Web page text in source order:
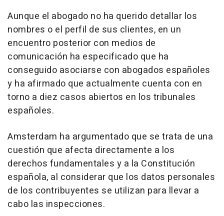
Aunque el abogado no ha querido detallar los
nombres o el perfil de sus clientes, en un
encuentro posterior con medios de
comunicación ha especificado que ha
conseguido asociarse con abogados españoles
y ha afirmado que actualmente cuenta con en
torno a diez casos abiertos en los tribunales
españoles.
Amsterdam ha argumentado que se trata de una
cuestión que afecta directamente a los
derechos fundamentales y a la Constitución
española, al considerar que los datos personales
de los contribuyentes se utilizan para llevar a
cabo las inspecciones.